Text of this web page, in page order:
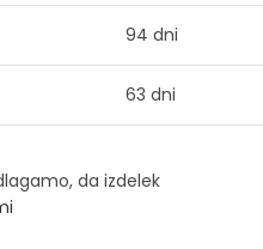
94 dni
63 dni
da izdelek